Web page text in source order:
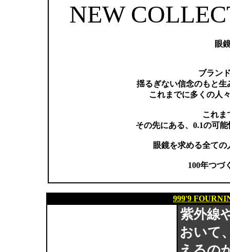
NEW
眼
ブラン
揺るぎない信念のもと
これまでに多くの人
これま
その先にある、0.1の可
眼鏡を求める全て
100年つづ
999'9
紫外線
おいて